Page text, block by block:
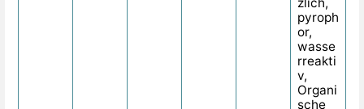
zlich,
pyroph
or,
wasse
rreakti
v,
Organi
sche